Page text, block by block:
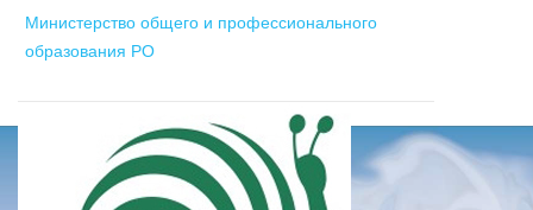
Министерство общего и профессионального
образования РО